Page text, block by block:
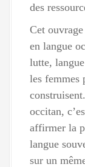
des
Cet
en langue
lutte,
les femmes
occitan,
affirmer la
langue
sur un